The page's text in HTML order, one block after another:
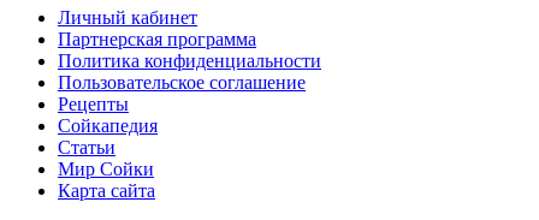
Личный кабинет
Партнерская программа
Политика конфиденциальности
Пользовательское соглашение
Рецепты
Сойкапедия
Статьи
Мир Сойки
Карта сайта